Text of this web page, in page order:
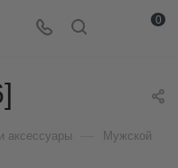
0
аксессуары Мужской